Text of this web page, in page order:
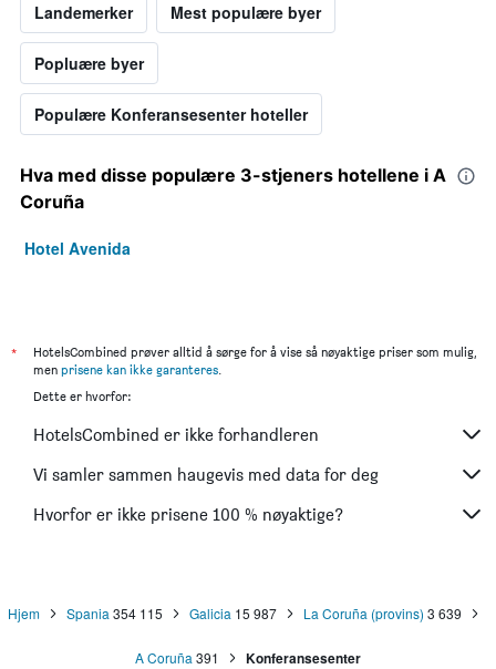
Landemerker Mest populære byer
Popluære byer
Populære Konferansesenter hoteller
Hva med disse populære 3-stjeners hotellene i A
Coruña
Hotel Avenida
*
HotelsCombined prøver alltid å sørge for å vise så nøyaktige priser som mulig,
men prisene kan ikke garanteres.
Dette er hvorfor:
HotelsCombined er ikke forhandleren
Vi samler sammen haugevis med data for deg
Hvorfor er ikke prisene 100 % nøyaktige?
Hjem Spania 354 115 Galicia 15 987 La Coruña (provins) 3 639
A Coruña 391 Konferansesenter